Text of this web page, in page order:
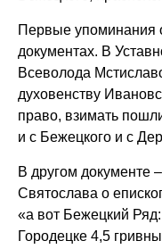
Первые упоминания
документах. В
Всеволода
духовенству
право, взимать
и с Бежецкого и с
В другом документе
Святослава о
«а вот Бежецкий
Городецке 4,5